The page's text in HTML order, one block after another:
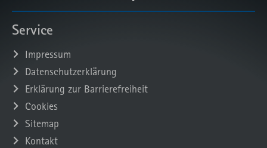
Service
Impressum
Datenschutzerklärung
Erklärung zur Barrierefreiheit
Cookies
Sitemap
Kontakt